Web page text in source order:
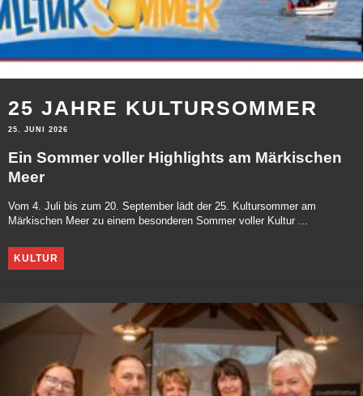
25 JAHRE KULTURSOMMER
25. JUNI 2026
Ein Sommer voller Highlights am Märkischen
Meer
Vom 4. Juli bis zum 20. September lädt der 25. Kultursommer am
Märkischen Meer zu einem besonderen Sommer voller Kultur ...
KULTUR